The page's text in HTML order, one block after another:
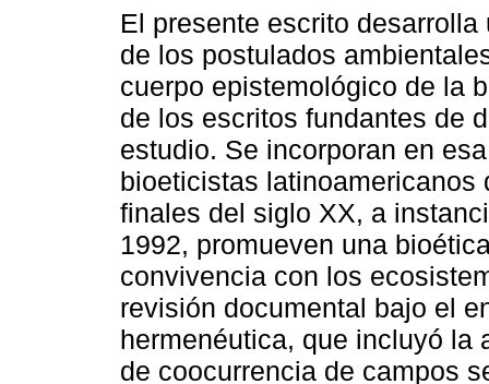
El presente escrito desarrolla
de los postulados
cuerpo epistemológico de la
de los escritos fundantes de
estudio. Se incorporan en
bioeticistas latinoamericanos
finales del siglo XX, a
1992, promueven una
convivencia con los
revisión documental bajo el
hermenéutica, que incluyó la
de coocurrencia de campos